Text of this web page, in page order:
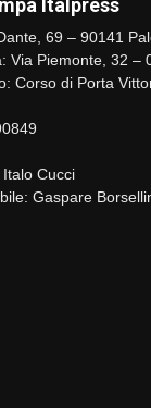
Italpress
69 – 90141
Via Piemonte, 32 –
Corso di Porta
Cucci
Gaspare